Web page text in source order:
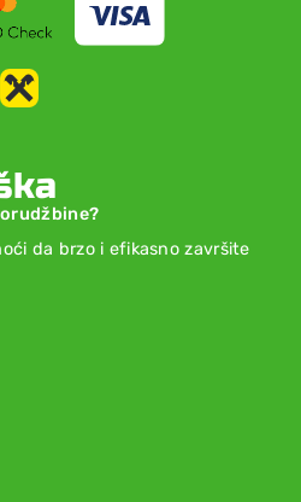
da brzo i efikasno završite